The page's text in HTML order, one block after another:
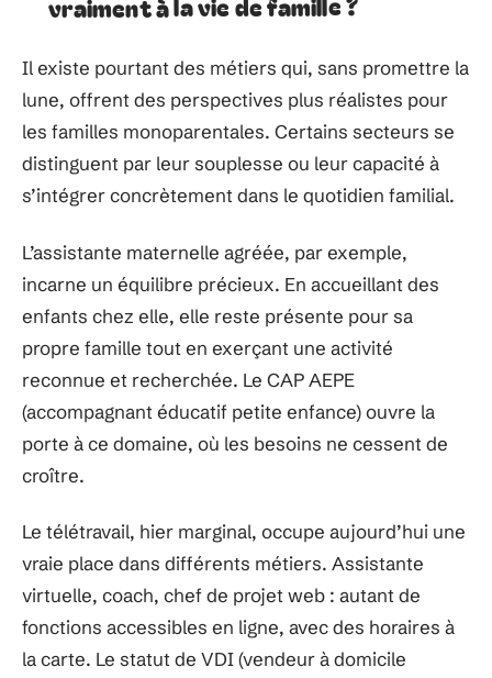
Il existe pourtant des métiers qui, sans promettre la
lune, offrent des perspectives plus réalistes pour
les familles monoparentales. Certains secteurs se
distinguent par leur souplesse ou leur capacité à
s’intégrer concrètement dans le quotidien familial.
L’assistante maternelle agréée, par exemple,
incarne un équilibre précieux. En accueillant des
enfants chez elle, elle reste présente pour sa
propre famille tout en exerçant une activité
reconnue et recherchée. Le CAP AEPE
(accompagnant éducatif petite enfance) ouvre la
porte à ce domaine, où les besoins ne cessent de
croître.
Le télétravail, hier marginal, occupe aujourd’hui une
vraie place dans différents métiers. Assistante
virtuelle, coach, chef de projet web : autant de
fonctions accessibles en ligne, avec des horaires à
la carte. Le statut de VDI (vendeur à domicile